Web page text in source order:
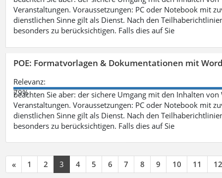
Veranstaltungen. Voraussetzungen: PC oder Notebook mit
dienstlichen Sinne gilt als Dienst. Nach den
besonders zu berücksichtigen. Falls dies auf Sie
POE: Formatvorlagen & Dokumentationen mit
Relevanz:
79%
beachten Sie aber: der sichere Umgang mit den Inhalten
Veranstaltungen. Voraussetzungen: PC oder Notebook mit
dienstlichen Sinne gilt als Dienst. Nach den
besonders zu berücksichtigen. Falls dies auf Sie
« 1 2 3 4 5 6 7 8 9 10 11 12